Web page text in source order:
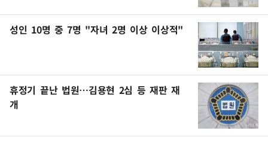
성인 10명 중 7명 "자녀 2명 이상 이상적"
휴정기 끝난 법원…김용현 2심 등 재판 재
개